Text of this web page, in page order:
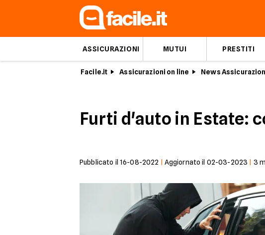
ASSICURAZIONI MUTUI PRESTITI
Facile.it Assicurazioni on line News
Furti d'auto in Estate:
Pubblicato il 16-08-2022 Aggiornato il 02-03-2023 3